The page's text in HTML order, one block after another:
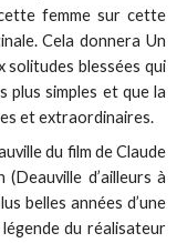
femme sur cette
Cela donnera Un
solitudes blessées qui
plus simples et que la
et extraordinaires.
du film de Claude
d’ailleurs à
belles années d’une
du réalisateur